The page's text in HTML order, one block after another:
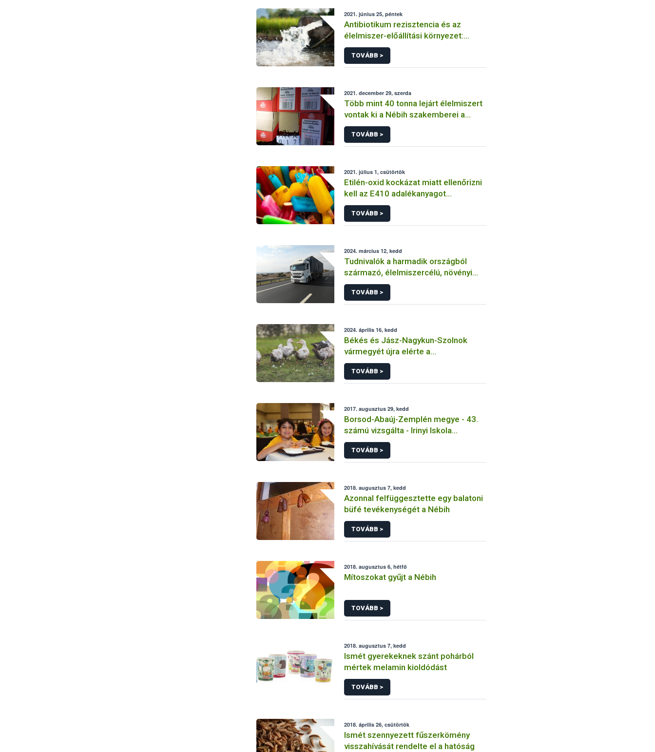
2021. június 25, péntek
Antibiotikum rezisztencia és az
élelmiszer-előállítási környezet:
források és ellenőrzési, szabályozási
lehetőségek
TOVÁBB >
2021. december 29, szerda
Több mint 40 tonna lejárt élelmiszert
vontak ki a Nébih szakemberei a
forgalomból
TOVÁBB >
2021. július 1, csütörtök
Etilén-oxid kockázat miatt ellenőrizni
kell az E410 adalékanyagot
tartalmazó termékeket
TOVÁBB >
2024. március 12, kedd
Tudnivalók a harmadik országból
származó, élelmiszercélú, növényi
eredetű (hagyományos és ökológiai/
átállási) termékek mintavételének
költségéről
TOVÁBB >
2024. április 16, kedd
Békés és Jász-Nagykun-Szolnok
vármegyét újra elérte a
madárinfluenza
TOVÁBB >
2017. augusztus 29, kedd
Borsod-Abaúj-Zemplén megye - 43.
számú vizsgálta - Irinyi Iskola
Tálalókonyha - Kazinczbarcika
TOVÁBB >
2018. augusztus 7, kedd
Azonnal felfüggesztette egy balatoni
büfé tevékenységét a Nébih
TOVÁBB >
2018. augusztus 6, hétfő
Mítoszokat gyűjt a Nébih
TOVÁBB >
2018. augusztus 7, kedd
Ismét gyerekeknek szánt pohárból
mértek melamin kioldódást
TOVÁBB >
2018. április 26, csütörtök
Ismét szennyezett fűszerkömény
visszahívását rendelte el a hatóság